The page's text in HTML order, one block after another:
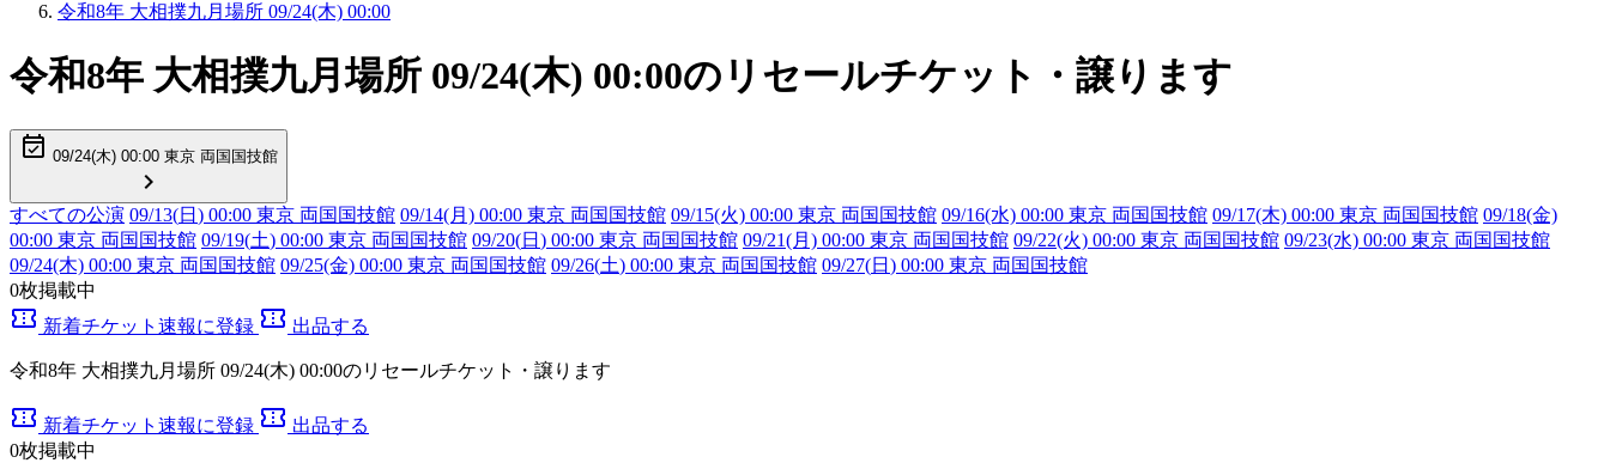
令和8年 大相撲九月場所 09/24(木) 00:00
令和8年 大相撲九月場所 09/24(木) 00:00のリセールチケット・譲ります
event_available 09/24(木) 00:00 東京 両国国技館
chevron_right
すべての公演 09/13(日 ) 00:00 東京 両国国技館 09/14(月) 00:00 東京 両国国技館 09/15(火) 00:00 東京 両国国技館 09/16(水) 00:00 東京 両国国技館 09/17(木) 00:00 東京 両国国技館 09/18(金)
00:00 東京 両国国技館 09/19(土) 00:00 東京 両国国技館 09/20(日 ) 00:00 東京 両国国技館 09/21(月) 00:00 東京 両国国技館 09/22(火) 00:00 東京 両国国技館 09/23(水) 00:00 東京 両国国技館
09/24(木) 00:00 東京 両国国技館 09/25(金) 00:00 東京 両国国技館 09/26(土) 00:00 東京 両国国技館 09/27(日 ) 00:00 東京 両国国技館
0枚掲載中
confirmation_number 新着チケット速報に登録 confirmation_number 出品する
令和8年 大相撲九月場所 09/24(木) 00:00のリセールチケット・譲ります
confirmation_number 新着チケット速報に登録 confirmation_number 出品する
0枚掲載中